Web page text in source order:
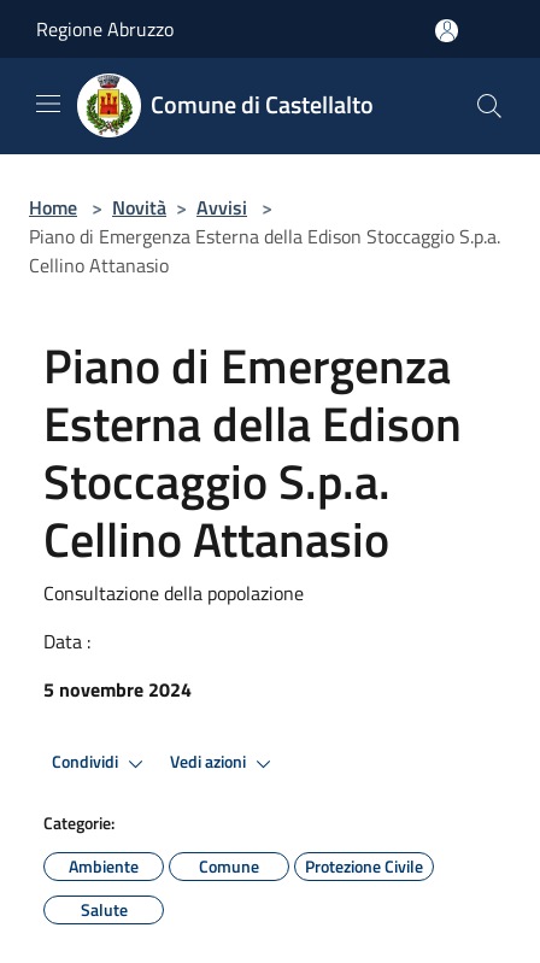
Regione Abruzzo
Comune di Castellalto
Home > Novità > Avvisi >
Piano di Emergenza Esterna della Edison Stoccaggio S.p.a.
Cellino Attanasio
Piano di Emergenza
Esterna della Edison
Stoccaggio S.p.a.
Cellino Attanasio
Consultazione della popolazione
Data :
5 novembre 2024
Condividi Vedi azioni
Categorie:
Ambiente
Comune
Protezione Civile
Salute